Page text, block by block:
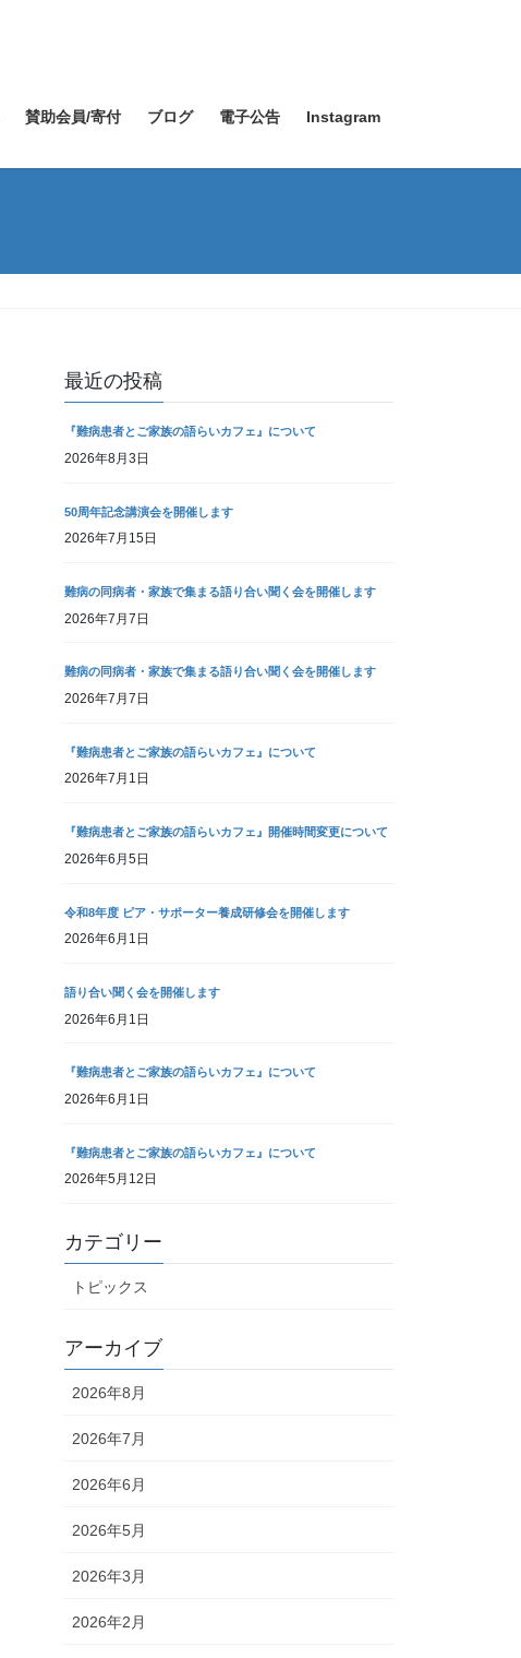
賛助会員/寄付 ブログ 電子公告 Instagram
最近の投稿
『難病患者とご家族の語らいカフェ』について
2026年8月3日
50周年記念講演会を開催します
2026年7月15日
難病の同病者・家族で集まる語り合い聞く会を開催します
2026年7月7日
難病の同病者・家族で集まる語り合い聞く会を開催します
2026年7月7日
『難病患者とご家族の語らいカフェ』について
2026年7月1日
『難病患者とご家族の語らいカフェ』開催時間変更について
2026年6月5日
令和8年度 ピア・サポーター養成研修会を開催します
2026年6月1日
語り合い聞く会を開催します
2026年6月1日
『難病患者とご家族の語らいカフェ』について
2026年6月1日
『難病患者とご家族の語らいカフェ』について
2026年5月12日
カテゴリー
トピックス
アーカイブ
2026年8月
2026年7月
2026年6月
2026年5月
2026年3月
2026年2月